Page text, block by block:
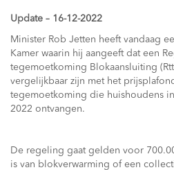
Update – 16-12-2022
Minister Rob Jetten heeft vandaag
Kamer waarin hij aangeeft dat een
tegemoetkoming Blokaansluiting
vergelijkbaar zijn met het
tegemoetkoming die huishoudens
2022 ontvangen.
De regeling gaat gelden voor
is van blokverwarming of een